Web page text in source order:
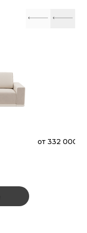
от 332 000 ₽